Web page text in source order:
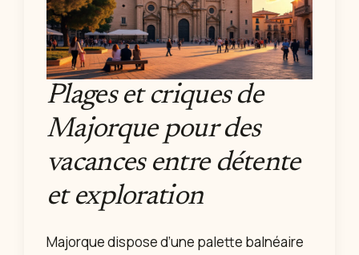
Plages et criques de
Majorque pour des
vacances entre détente
et exploration
Majorque dispose d’une palette balnéaire